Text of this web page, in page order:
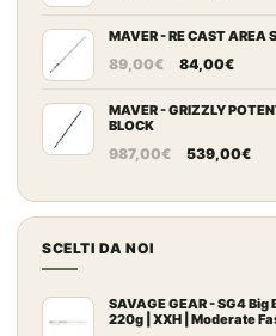
a
originale
era:
è:
MAVER - RE CAST
89,00€
Il
originale
89,00€.
84,00€Il
MAVER - GRIZZLY
BLOCK
987,00€
Il
originale
era:
539,00€Il
è:
SCELTI DA NOI
SAVAGE GEAR - SG4
220g | XXH | Moderate